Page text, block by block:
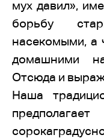
мух давил»,
борьбу
насекомыми, а
домашними
Отсюда и
Наша